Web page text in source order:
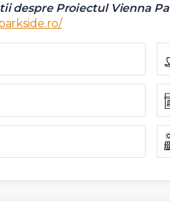
despre Proiectul Vienna